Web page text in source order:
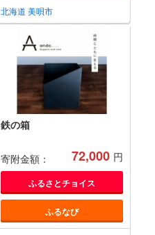
北海道 美唄市
鉄の箱
寄附金額： 72,000 円
ふるさとチョイス
ふるなび